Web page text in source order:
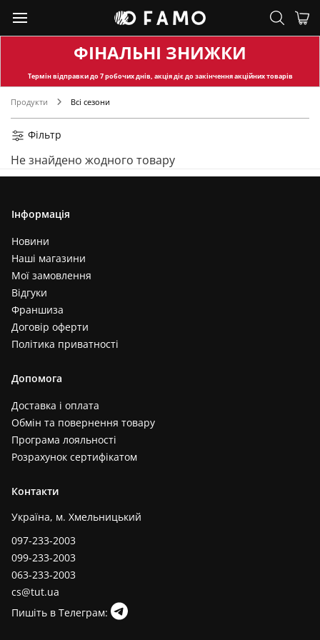
ФІНАЛЬНІ ЗНИЖКИ
Термін відправкидо 7 робочих днів, акція діє до закінчення акційних товарів
Продукти Всі сезони
Фільтр
Не знайдено жодного товару
Інформація
Новини
Наші магазини
Мої замовлення
Відгуки
Франшиза
Договір оферти
Політика приватності
Допомога
Доставка і оплата
Обмін та повернення товару
Програма лояльності
Розрахунок сертифікатом
Контакти
Україна, м. Хмельницький
097-233-2003
099-233-2003
063-233-2003
cs@tut.ua
Пишіть в Телеграм: